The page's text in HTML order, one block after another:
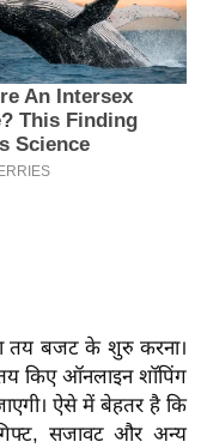
तय बजट के शुरु करना।
किए ऑनलाइन शॉपिंग
ऐसे में बेहतर है कि
सजावट और अन्य